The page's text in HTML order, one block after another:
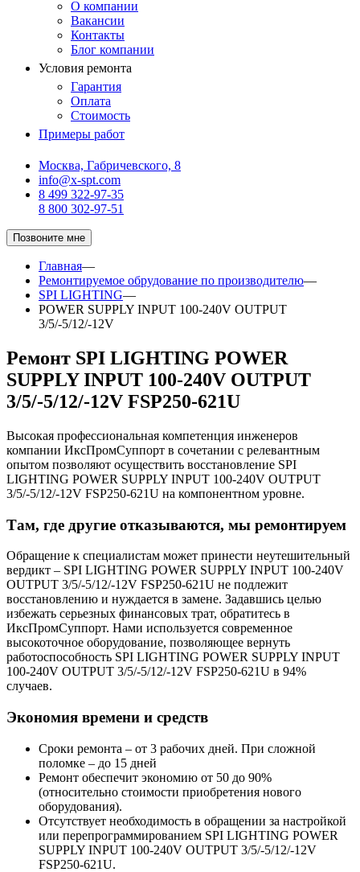
О компании
Вакансии
Контакты
Блог компании
Условия ремонта
Гарантия
Оплата
Стоимость
Примеры работ
Москва, Габричевского, 8
info@x-spt.com
8 499 322-97-35
8 800 302-97-51
Позвоните мне
Главная—
Ремонтируемое обрудование по производителю—
SPI LIGHTING—
POWER SUPPLY INPUT 100-240V OUTPUT
3/5/-5/12/-12V
Ремонт SPI LIGHTING POWER
SUPPLY INPUT 100-240V OUTPUT
3/5/-5/12/-12V FSP250-621U
Высокая профессиональная компетенция инженеров
компании ИксПромСуппорт в сочетании с релевантным
опытом позволяют осуществить восстановление SPI
LIGHTING POWER SUPPLY INPUT 100-240V OUTPUT
3/5/-5/12/-12V FSP250-621U на компонентном уровне.
Там, где другие отказываются, мы ремонтируем
Обращение к специалистам может принести неутешительный
вердикт – SPI LIGHTING POWER SUPPLY INPUT 100-240V
OUTPUT 3/5/-5/12/-12V FSP250-621U не подлежит
восстановлению и нуждается в замене. Задавшись целью
избежать серьезных финансовых трат, обратитесь в
ИксПромСуппорт. Нами используется современное
высокоточное оборудование, позволяющее вернуть
работоспособность SPI LIGHTING POWER SUPPLY INPUT
100-240V OUTPUT 3/5/-5/12/-12V FSP250-621U в 94%
случаев.
Экономия времени и средств
Сроки ремонта – от 3 рабочих дней. При сложной
поломке – до 15 дней
Ремонт обеспечит экономию от 50 до 90%
(относительно стоимости приобретения нового
оборудования).
Отсутствует необходимость в обращении за настройкой
или перепрограммированием SPI LIGHTING POWER
SUPPLY INPUT 100-240V OUTPUT 3/5/-5/12/-12V
FSP250-621U.